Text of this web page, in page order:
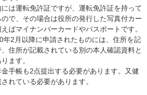
は運転免許証ですが、運転免許証を持って
で、その場合は役所の発行した写真付カー
ばマイナンバーカードやパスポートです。
年2月以降に申請されたものには、住所を記
住所が記載されている別の本人確認資料と
ます。
手帳も2点提出する必要があります。又健
れている必要があります。